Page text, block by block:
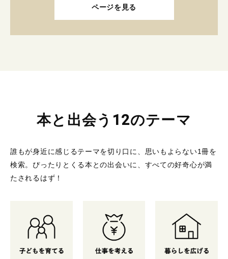
ページを見る
本と出会う12のテーマ
誰もが身近に感じるテーマを切り口に、思いもよらない1冊を
検索。 ぴったりとくる本との出会いに、すべての好奇心が満
たされるはず！